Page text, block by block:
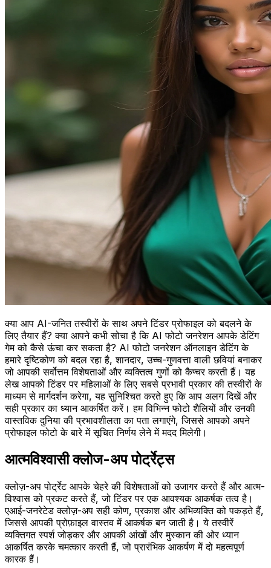
क्या आप AI-जनित तस्वीरों के साथ अपने टिंडर प्रोफाइल को बदलने के
लिए तैयार हैं? क्या आपने कभी सोचा है कि AI फोटो जनरेशन आपके डेटिंग
गेम को कैसे ऊंचा कर सकता है? AI फोटो जनरेशन ऑनलाइन डेटिंग के
हमारे दृष्टिकोण को बदल रहा है, शानदार, उच्च-गुणवत्ता वाली छवियां बनाकर
जो आपकी सर्वोत्तम विशेषताओं और व्यक्तित्व गुणों को कैप्चर करती हैं। यह
लेख आपको टिंडर पर महिलाओं के लिए सबसे प्रभावी प्रकार की तस्वीरों के
माध्यम से मार्गदर्शन करेगा, यह सुनिश्चित करते हुए कि आप अलग दिखें और
सही प्रकार का ध्यान आकर्षित करें। हम विभिन्न फोटो शैलियों और उनकी
वास्तविक दुनिया की प्रभावशीलता का पता लगाएंगे, जिससे आपको अपने
प्रोफाइल फोटो के बारे में सूचित निर्णय लेने में मदद मिलेगी।
आत्मविश्वासी क्लोज-अप पोर्ट्रेट्स
क्लोज़-अप पोर्ट्रेट आपके चेहरे की विशेषताओं को उजागर करते हैं और आत्म-
विश्वास को प्रकट करते हैं, जो टिंडर पर एक आवश्यक आकर्षक तत्व है।
एआई-जनरेटेड क्लोज़-अप सही कोण, प्रकाश और अभिव्यक्ति को पकड़ते हैं,
जिससे आपकी प्रोफ़ाइल वास्तव में आकर्षक बन जाती है। ये तस्वीरें
व्यक्तिगत स्पर्श जोड़कर और आपकी आंखों और मुस्कान की ओर ध्यान
आकर्षित करके चमत्कार करती हैं, जो प्रारंभिक आकर्षण में दो महत्वपूर्ण
कारक हैं।